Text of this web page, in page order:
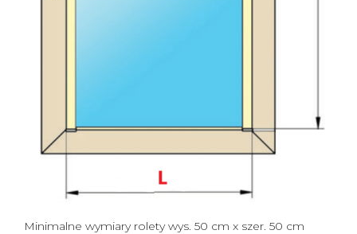
Minimalne wymiary rolety wys. 50 cm x szer. 50 cm